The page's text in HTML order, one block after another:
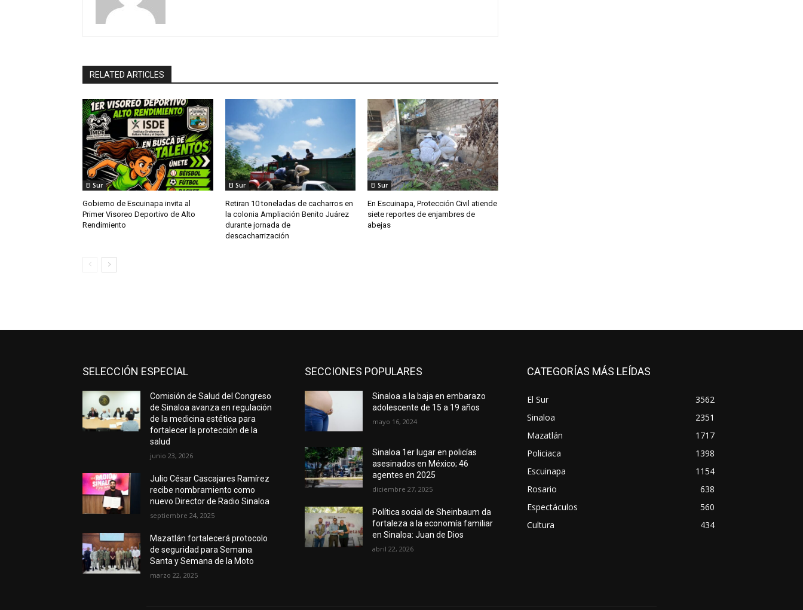
RELATED ARTICLES
El Sur
Gobierno de Escuinapa invita al
Primer Visoreo Deportivo de Alto
Rendimiento
El Sur
Retiran 10 toneladas de cacharros en
la colonia Ampliación Benito Juárez
durante jornada de
descacharrización
El Sur
En Escuinapa, Protección Civil atiende
siete reportes de enjambres de
abejas
SELECCIÓN ESPECIAL
Comisión de Salud del Congreso
de Sinaloa avanza en regulación
de la medicina estética para
fortalecer la protección de la
salud
junio 23, 2026
Julio César Cascajares Ramírez
recibe nombramiento como
nuevo Director de Radio Sinaloa
septiembre 24, 2025
Mazatlán fortalecerá protocolo
de seguridad para Semana
Santa y Semana de la Moto
marzo 22, 2025
SECCIONES POPULARES
Sinaloa a la baja en embarazo
adolescente de 15 a 19 años
mayo 16, 2024
Sinaloa 1er lugar en policías
asesinados en México; 46
agentes en 2025
diciembre 27, 2025
Política social de Sheinbaum da
fortaleza a la economía familiar
en Sinaloa: Juan de Dios
abril 22, 2026
CATEGORÍAS MÁS LEÍDAS
El Sur
3562
Sinaloa
2351
Mazatlán
1717
Policiaca
1398
Escuinapa
1154
Rosario
638
Espectáculos
560
Cultura
434